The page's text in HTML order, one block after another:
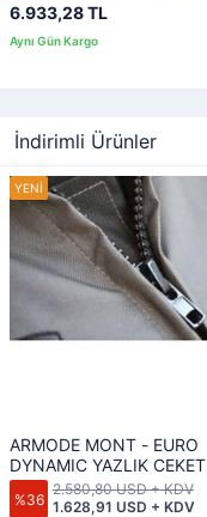
6.933,28 TL
İndirimli Ürünler
ARMODE MONT - EURO
DYNAMIC YAZLIK CEKET
%36 1.628,91 USD + KDV
2.580,80 USD + KDV